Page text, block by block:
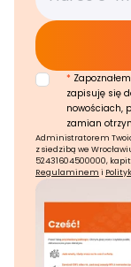
*
zapisuję się
nowościach,
zamian
Administratorem
z siedzibą we
52431604500000,
Regulaminem i